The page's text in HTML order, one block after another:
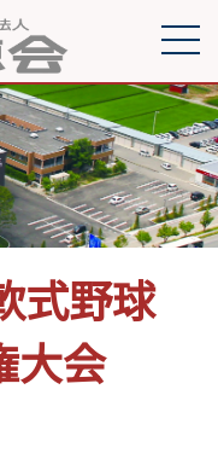
式野球
大会